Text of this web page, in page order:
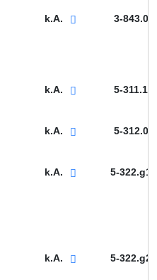
k.A. 3-843.0
k.A. 5-311.1
k.A. 5-312.0
k.A. 5-322.g1
k.A. 5-322.g2